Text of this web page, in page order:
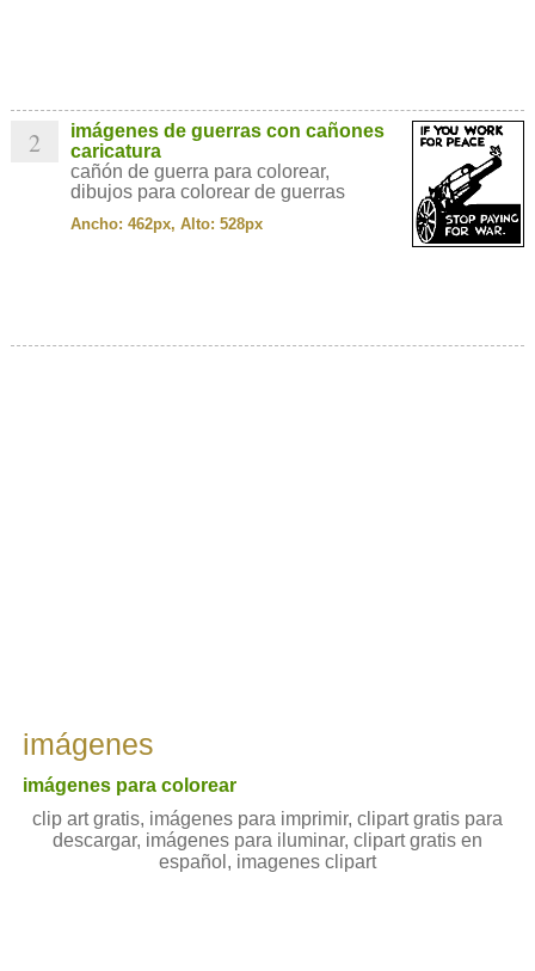
2
imágenes de guerras con cañones
caricatura
cañón de guerra para colorear,
dibujos para colorear de guerras
Ancho: 462px, Alto: 528px
imágenes
imágenes para colorear
clip art gratis, imágenes para imprimir, clipart gratis para
descargar, imágenes para iluminar, clipart gratis en
español, imagenes clipart